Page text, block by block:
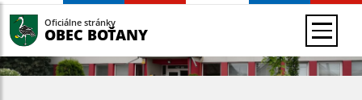
Oficiálne stránky
OBEC BOŤANY